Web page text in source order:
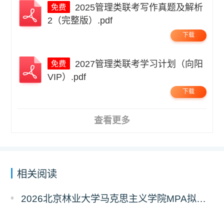
2（完整版）.pdf
下载
VIP）.pdf
下载
查看更多
相关阅读
2026北京林业大学马克思主义学院MPA拟录取分析解读